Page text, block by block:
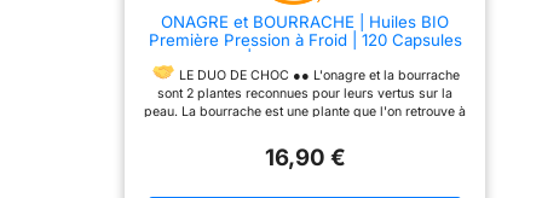
ONAGRE et BOURRACHE | Huiles BIO
Première Pression à Froid | 120 Capsules
de 500 mg | Hydratation de la Peau en
Profondeur | Régulation du Système
Hormonal | Label Ecocert | Made in France
| Terravita
LE DUO DE CHOC ●● L'onagre et la bourrache
sont 2 plantes reconnues pour leurs vertus sur la
peau. La bourrache est une plante que l'on retrouve à
huile est un geste de beauté ancestral. L'onagre est
également une plante très précieuse pour aider à
16,90 €